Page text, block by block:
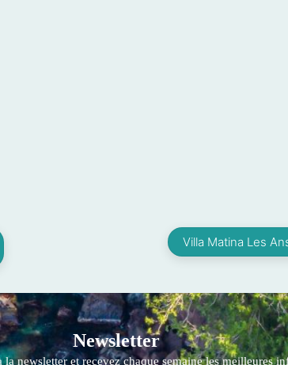
Villa Matina Les
Newsletter
newsletter et recevez chaque semaine les meilleures